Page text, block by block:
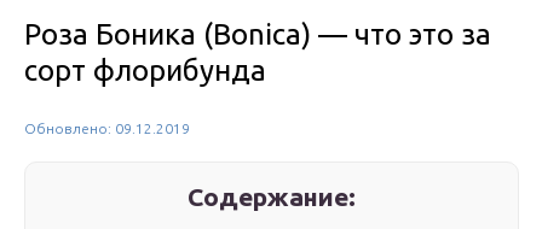
Роза Боника (Bonica) — что это за
сорт флорибунда
Обновлено: 09.12.2019
Содержание: